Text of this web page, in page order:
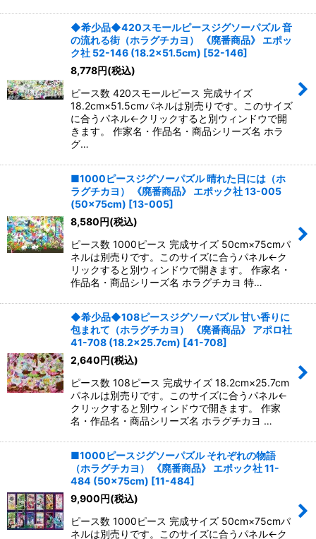
◆希少品◆420スモールピースジグソーパズル 音
の流れる街（ホラグチカヨ） 《廃番商品》 エポッ
ク社 52-146 (18.2×51.5cm) [52-146]
8,778円(税込)
ピース数 420スモールピース 完成サイズ
18.2cm×51.5cmパネルは別売りです。このサイズ
に合うパネル←クリックすると別ウィンドウで開
きます。 作家名・作品名・商品シリーズ名 ホラ
グ…
■1000ピースジグソーパズル 晴れた日には（ホ
ラグチカヨ） 《廃番商品》 エポック社 13-005
(50×75cm) [13-005]
8,580円(税込)
ピース数 1000ピース 完成サイズ 50cm×75cmパ
ネルは別売りです。このサイズに合うパネル←ク
リックすると別ウィンドウで開きます。 作家名・
作品名・商品シリーズ名 ホラグチカヨ 特…
◆希少品◆108ピースジグソーパズル 甘い香りに
包まれて（ホラグチカヨ） 《廃番商品》 アポロ社
41-708 (18.2×25.7cm) [41-708]
2,640円(税込)
ピース数 108ピース 完成サイズ 18.2cm×25.7cm
パネルは別売りです。このサイズに合うパネル←
クリックすると別ウィンドウで開きます。 作家
名・作品名・商品シリーズ名 ホラグチカヨ …
■1000ピースジグソーパズル それぞれの物語
（ホラグチカヨ） 《廃番商品》 エポック社 11-
484 (50×75cm) [11-484]
9,900円(税込)
ピース数 1000ピース 完成サイズ 50cm×75cmパ
ネルは別売りです。このサイズに合うパネル←ク